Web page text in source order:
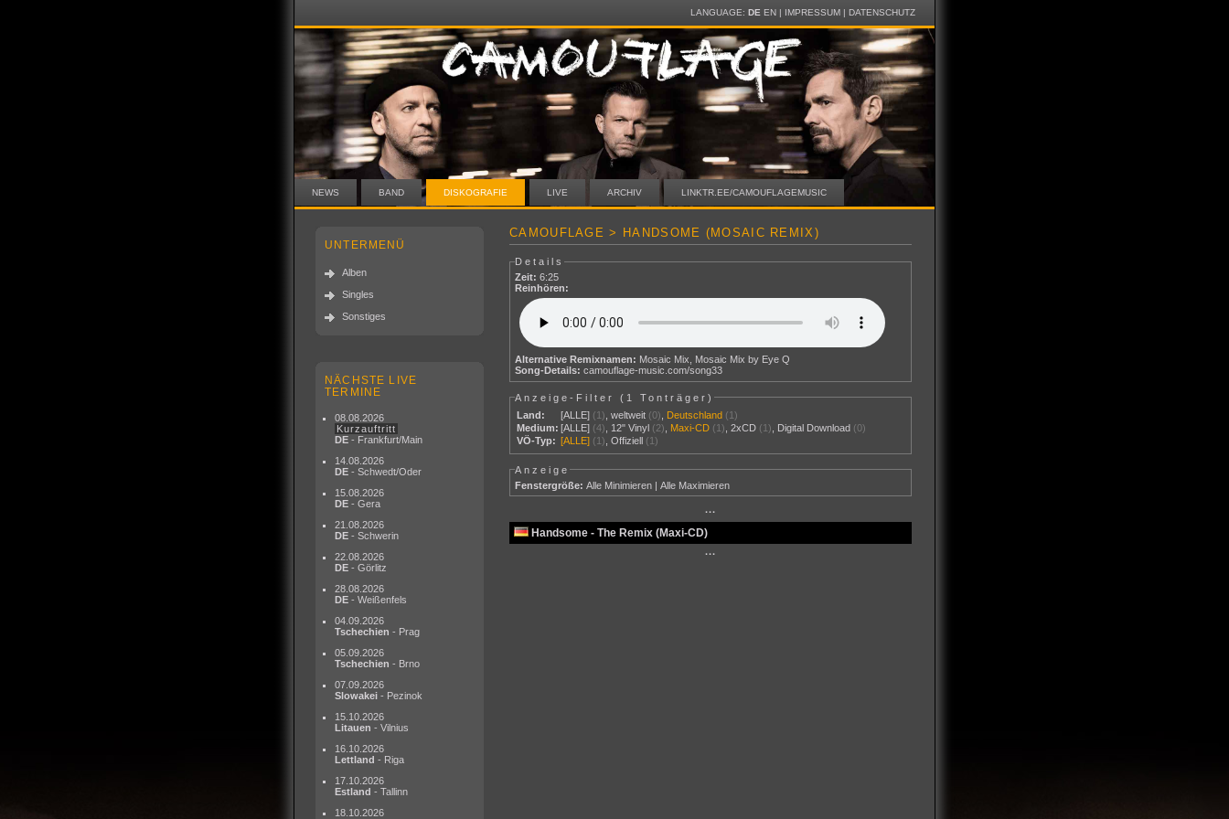
LANGUAGE: DE EN| IMPRESSUM| DATENSCHUTZ
NEWS BAND DISKOGRAFIE LIVE ARCHIV LINKTR.EE/CAMOUFLAGEMUSIC
UNTERMENÜ
Alben
Singles
Sonstiges
NÄCHSTE LIVE
TERMINE
08.08.2026
Kurzauftritt
DE - Frankfurt/Main
14.08.2026
DE - Schwedt/Oder
15.08.2026
DE - Gera
21.08.2026
DE - Schwerin
22.08.2026
DE - Görlitz
28.08.2026
DE - Weißenfels
04.09.2026
Tschechien - Prag
05.09.2026
Tschechien - Brno
07.09.2026
Slowakei - Pezinok
15.10.2026
Litauen - Vilnius
16.10.2026
Lettland - Riga
17.10.2026
Estland - Tallinn
18.10.2026
CAMOUFLAGE > HANDSOME (MOSAIC REMIX)
Details
Zeit: 6:25
Reinhören:
Alternative Remixnamen: Mosaic Mix, Mosaic Mix by Eye Q
Song-Details: camouflage-music.com/song33
Anzeige-Filter ( 1 Tonträger)
Land:
[ALLE] (1) ,weltweit (0) Deutschland (1)
Medium: [ALLE] (4) 12" Vinyl (2) Maxi-CD (1) ,2xCD (1) Digital Download (0)
VÖ-Typ: [ALLE] (1) ,Offiziell (1)
Anzeige
Fenstergröße: Alle Minimieren |Alle Maximieren
···
Handsome - The Remix (Maxi-CD)
···